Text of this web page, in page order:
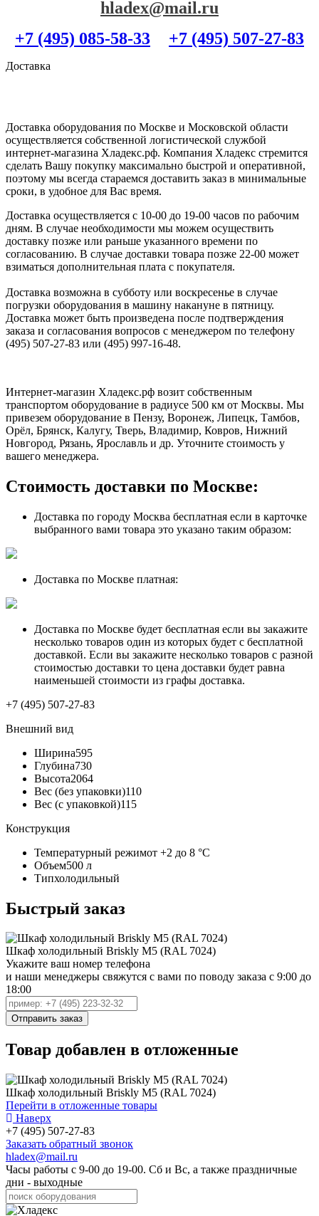
hladex@mail.ru
+7 (495) 085-58-33
+7 (495) 507-27-83
Доставка
Доставка оборудования по Москве и Московской области
осуществляется собственной логистической службой
интернет-магазина Хладекс.рф. Компания Хладекс стремится
сделать Вашу покупку максимально быстрой и оперативной,
поэтому мы всегда стараемся доставить заказ в минимальные
сроки, в удобное для Вас время.
Доставка осуществляется с 10-00 до 19-00 часов по рабочим
дням. В случае необходимости мы можем осуществить
доставку позже или раньше указанного времени по
согласованию. В случае доставки товара позже 22-00 может
взиматься дополнительная плата с покупателя.
Доставка возможна в субботу или воскресенье в случае
погрузки оборудования в машину накануне в пятницу.
Доставка может быть произведена после подтверждения
заказа и согласования вопросов с менеджером по телефону
(495) 507-27-83 или (495) 997-16-48.
Интернет-магазин Хладекс.рф возит собственным
транспортом оборудование в радиусе 500 км от Москвы. Мы
привезем оборудование в Пензу, Воронеж, Липецк, Тамбов,
Орёл, Брянск, Калугу, Тверь, Владимир, Ковров, Нижний
Новгород, Рязань, Ярославль и др. Уточните стоимость у
вашего менеджера.
Стоимость доставки по Москве:
Доставка по городу Москва бесплатная если в карточке
выбранного вами товара это указано таким образом:
Доставка по Москве платная:
Доставка по Москве будет бесплатная если вы закажите
несколько товаров один из которых будет с бесплатной
доставкой. Если вы закажите несколько товаров с разной
стоимостью доставки то цена доставки будет равна
наименьшей стоимости из графы доставка.
+7 (495) 507-27-83
Внешний вид
Ширина595
Глубина730
Высота2064
Вес (без упаковки)110
Вес (с упаковкой)115
Конструкция
Температурный режимот +2 до 8 °C
Объем500 л
Типхолодильный
Быстрый заказ
Шкаф холодильный Briskly M5 (RAL 7024)
Укажите ваш номер телефона
и наши менеджеры свяжутся с вами по поводу заказа с 9:00 до
18:00
Товар добавлен в отложенные
Шкаф холодильный Briskly M5 (RAL 7024)
Перейти в отложенные товары
Наверх
+7 (495) 507-27-83
Заказать обратный звонок
hladex@mail.ru
Часы работы с 9-00 до 19-00. Сб и Вс, а также праздничные
дни - выходные